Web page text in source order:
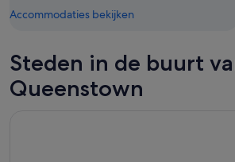
Accommodaties bekijken
Steden in de buurt
Queenstown